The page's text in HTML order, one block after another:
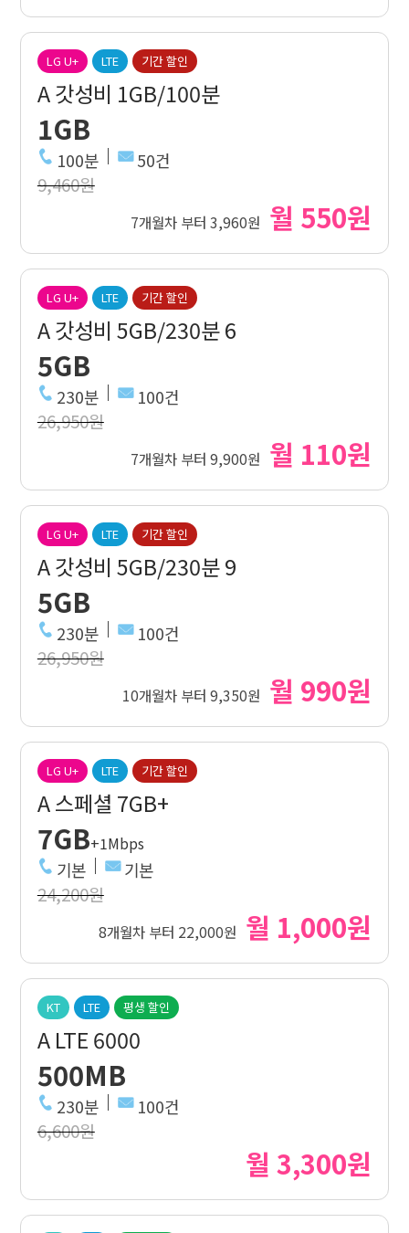
LG U+ LTE 기간 할인
A 갓성비 1GB/100분
1GB
100분 50건
9,460원
7개월차 부터 3,960원 월 550원
LG U+ LTE 기간 할인
A 갓성비 5GB/230분 6
5GB
230분 100건
26,950원
7개월차 부터 9,900원 월 110원
LG U+ LTE 기간 할인
A 갓성비 5GB/230분 9
5GB
230분 100건
26,950원
10개월차 부터 9,350원 월 990원
LG U+ LTE 기간 할인
A 스페셜 7GB+
7GB+1Mbps
기본 기본
24,200원
8개월차 부터 22,000원 월 1,000원
KT LTE 평생 할인
A LTE 6000
500MB
230분 100건
6,600원
월 3,300원